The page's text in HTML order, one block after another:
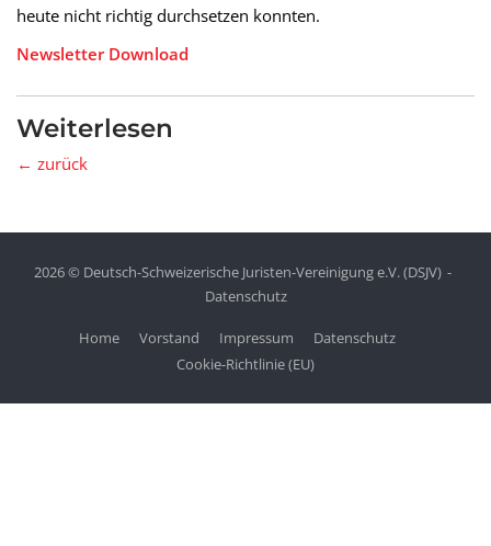
heute nicht richtig durchsetzen konnten.
Newsletter Download
Weiterlesen
← zurück
2026 © Deutsch-Schweizerische Juristen-Vereinigung e.V. (DSJV)
Datenschutz
Home Vorstand Impressum
Datenschutz
Cookie-Richtlinie (EU)